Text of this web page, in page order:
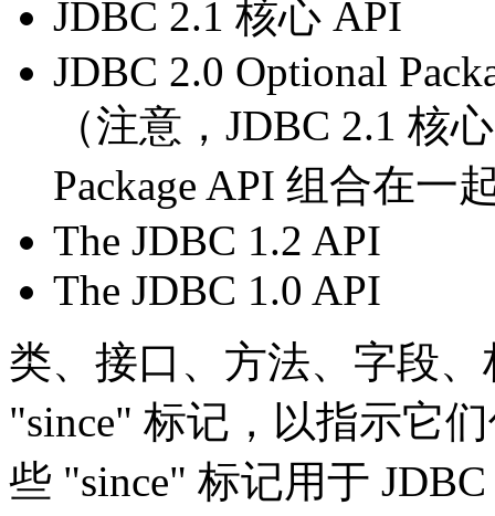
JDBC 2.1 核心 API
JDBC 2.0 Optional
（注意，JDBC 2.1 核
Package API 组合在一
The JDBC 1.2 API
The JDBC 1.0 API
类、接口、方法、字段
"since" 标记，以指示它
些 "since" 标记用于 JDBC